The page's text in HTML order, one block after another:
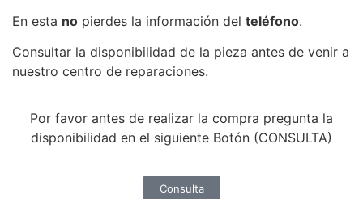
En esta no pierdes la información del teléfono.
Consultar la disponibilidad de la pieza antes de venir a
nuestro centro de reparaciones.
Por favor antes de realizar la compra pregunta la
disponibilidad en el siguiente Botón (CONSULTA)
Consulta